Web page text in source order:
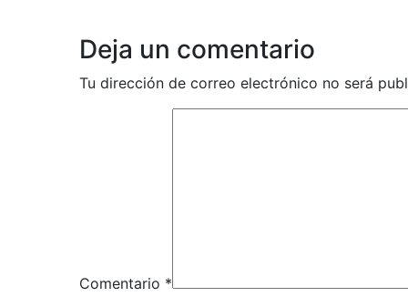
Deja un comentario
Tu dirección de correo electrónico no será
Comentario *